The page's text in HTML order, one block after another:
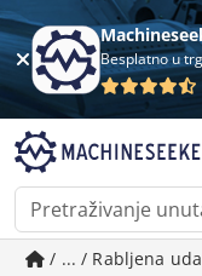
Besplatno u
/ ... / Rabljena